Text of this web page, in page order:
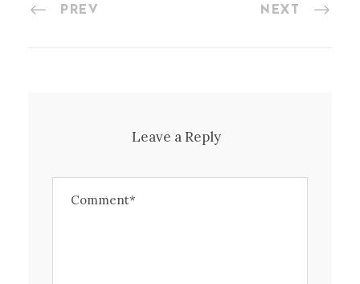
PREV NEXT
Leave a Reply